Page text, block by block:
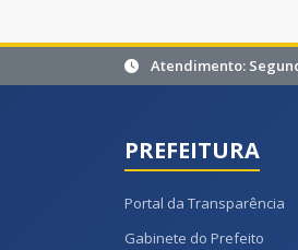
Atendimento:
PREFEITURA
Portal da Transparência
Gabinete do Prefeito